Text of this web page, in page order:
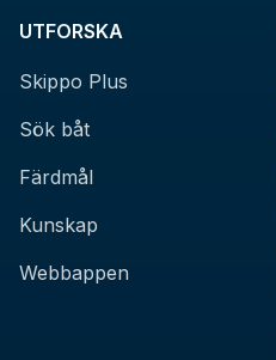
UTFORSKA
Skippo Plus
Sök båt
Färdmål
Kunskap
Webbappen